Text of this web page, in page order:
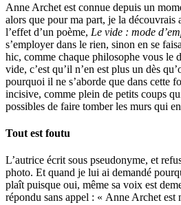
Anne Archet est connue depuis un
alors que pour ma part, je la découvrais
l’effet d’un poème, Le vide : mode
s’employer dans le rien, sinon en se
hic, comme chaque philosophe vous le
vide, c’est qu’il n’en est plus un dès
pourquoi il ne s’aborde que dans cette
incisive, comme plein de petits coups
possibles de faire tomber les murs qui
Tout est foutu
L’autrice écrit sous pseudonyme, et
photo. Et quand je lui ai demandé
plaît puisque oui, même sa voix est
répondu sans appel : « Anne Archet est